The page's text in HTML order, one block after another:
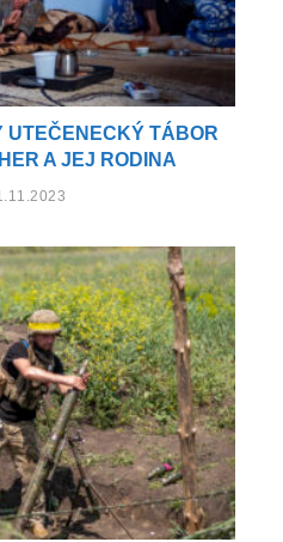
UTEČENECKÝ TÁBOR
A JEJ RODINA